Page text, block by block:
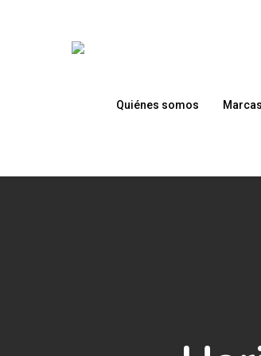
Quiénes somos